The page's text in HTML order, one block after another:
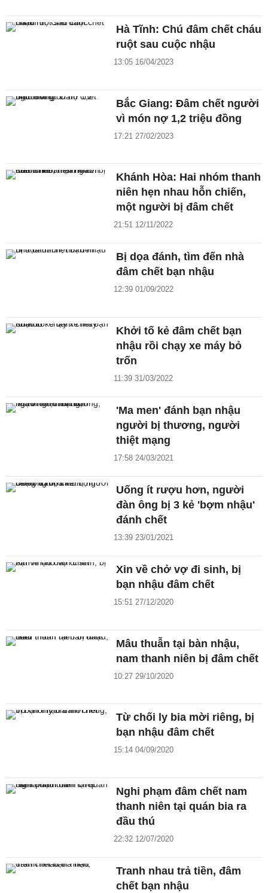
Hà Tĩnh: Chú đâm chết cháu
ruột sau cuộc nhậu
13:05 16/04/2023
Bắc Giang: Đâm chết người
vì món nợ 1,2 triệu đồng
17:21 27/02/2023
Khánh Hòa: Hai nhóm thanh
niên hẹn nhau hỗn chiến,
một người bị đâm chết
21:51 12/11/2022
Bị dọa đánh, tìm đến nhà
đâm chết bạn nhậu
12:39 01/09/2022
Khởi tố kẻ đâm chết bạn
nhậu rồi chạy xe máy bỏ
trốn
11:39 31/03/2022
'Ma men' đánh bạn nhậu
người bị thương, người
thiệt mạng
17:58 24/03/2021
Uống ít rượu hơn, người
đàn ông bị 3 kẻ 'bợm nhậu'
đánh chết
13:39 23/01/2021
Xin về chở vợ đi sinh, bị
bạn nhậu đâm chết
15:51 27/12/2020
Mâu thuẫn tại bàn nhậu,
nam thanh niên bị đâm chết
10:27 29/10/2020
Từ chối ly bia mời riêng, bị
bạn nhậu đâm chết
15:14 04/09/2020
Nghi phạm đâm chết nam
thanh niên tại quán bia ra
đầu thú
22:32 12/07/2020
Tranh nhau trả tiền, đâm
chết bạn nhậu